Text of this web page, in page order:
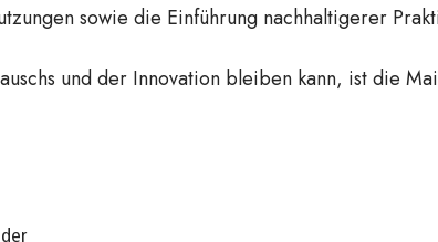
sowie die Einführung nachhaltigerer
und der Innovation bleiben kann, ist die